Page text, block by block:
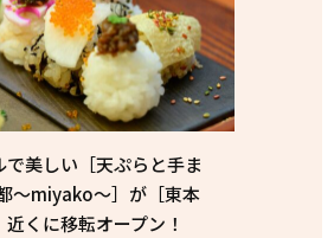
で美しい［天ぷらと手ま
〜miyako〜］が［東本
近くに移転オープン！